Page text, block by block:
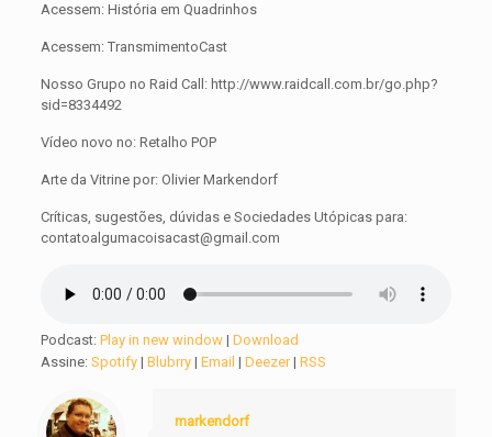
Acessem: História em Quadrinhos
Acessem: TransmimentoCast
Nosso Grupo no Raid Call: http://www.raidcall.com.br/go.php?
sid=8334492
Vídeo novo no: Retalho POP
Arte da Vitrine por: Olivier Markendorf
Críticas, sugestões, dúvidas e Sociedades Utópicas para:
contatoalgumacoisacast@gmail.com
Podcast:Play in new window |Download
Assine:Spotify |Blubrry |Email |Deezer|RSS
markendorf